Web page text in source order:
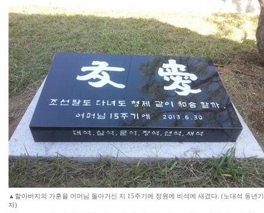
▲할아버지의 가훈을 어머님 돌아가신 지 15주기에 정원에 비석에 새겼다. (노대석 동년기
자)